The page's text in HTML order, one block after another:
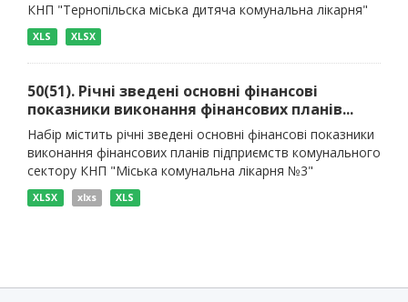
КНП "Тернопільска міська дитяча комунальна лікарня"
XLS XLSX
50(51). Річні зведені основні фінансові
показники виконання фінансових планів...
Набір містить річні зведені основні фінансові показники
виконання фінансових планів підприємств комунального
сектору КНП "Міська комунальна лікарня №3"
XLSX xlxs XLS